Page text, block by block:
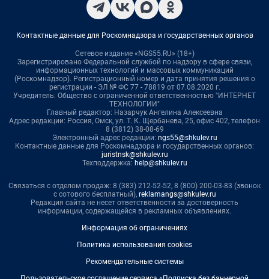
Контактные данные для Роскомнадзора и государственных органов
Сетевое издание «NGS55.RU» (18+)
Зарегистрировано Федеральной службой по надзору в сфере связи,
информационных технологий и массовых коммуникаций
(Роскомнадзор). Регистрационный номер и дата принятия решения о
регистрации - ЭЛ № ФС 77 - 78819 от 07.08.2020 г.
Учредитель: Общество с ограниченной ответственностью "ИНТЕРНЕТ
ТЕХНОЛОГИИ"
Главный редактор: Назарчук Ангелина Алексеевна
Адрес редакции: Россия, Омск, ул. Т. К. Щербанева, 25, офис 402, телефон
8 (3812) 38-08-69
Электронный адрес редакции: ngs55@shkulev.ru
Контактные данные для Роскомнадзора и государственных органов:
juristnsk@shkulev.ru
Техподдержка: help@shkulev.ru
Связаться с отделом продаж: 8 (383) 212-52-52, 8 (800) 200-03-83 (звонок
с сотового бесплатный), reklamangs@shkulev.ru
Редакция сайта не несет ответственности за достоверность
информации, содержащейся в рекламных объявлениях.
Информация об ограничениях
Политика использования cookies
Рекомендательные системы